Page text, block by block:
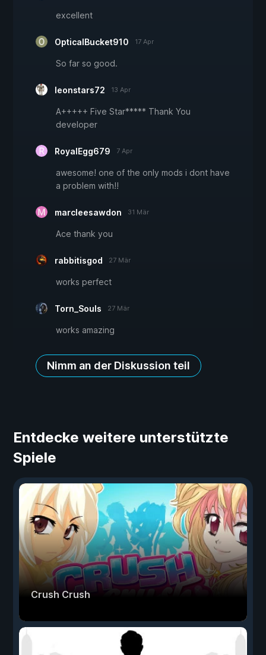
excellent
OpticalBucket910 17 Apr
So far so good.
leonstars72 13 Apr
A+++++ Five Star***** Thank You
developer
RoyalEgg679 7 Apr
awesome! one of the only mods i dont have
a problem with!!
marcleesawdon 31 Mär
Ace thank you
rabbitisgod 27 Mär
works perfect
Torn_Souls 27 Mär
works amazing
Nimm an der Diskussion teil
Entdecke weitere unterstützte
Spiele
Crush Crush